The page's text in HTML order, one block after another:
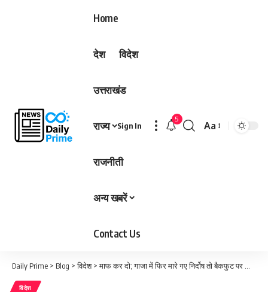
Home
देश विदेश
उत्तराखंड
राज्य
राजनीती
अन्य खबरें
Contact Us
Sign In
5
Font
Aa
Daily Prime > Blog >विदेश>माफ कर दो; गाजा में फिर मारे गए निर्दोष तो बैकफुट पर आया इजरायल, भड़के अमेरिका और ब्रिटेन…
विदेश